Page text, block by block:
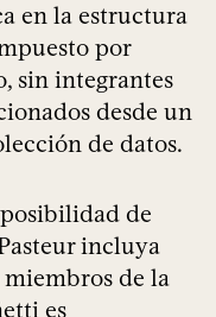
en la estructura
por
sin integrantes
desde un
de datos.
de
incluya
miembros de la
es